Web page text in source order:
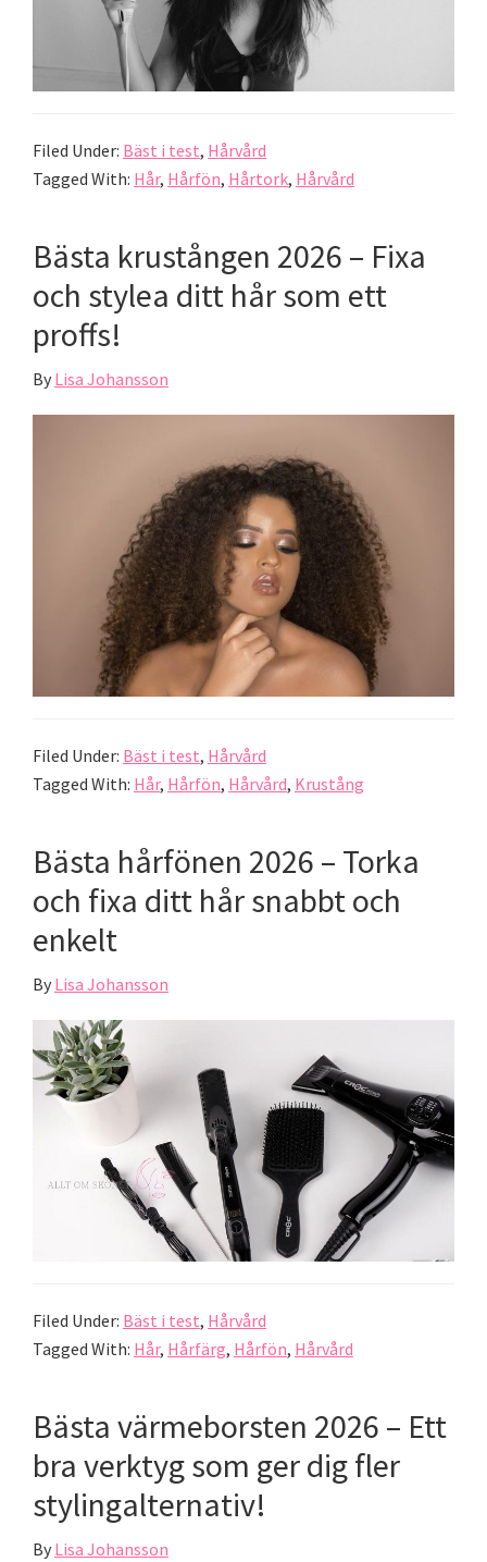
Filed Under: Bäst i test, Hårvård
Tagged With: Hår, Hårfön, Hårtork, Hårvård
Bästa krustången 2026 – Fixa
och stylea ditt hår som ett
proffs!
By Lisa Johansson
Filed Under: Bäst i test, Hårvård
Tagged With: Hår, Hårfön, Hårvård, Krustång
Bästa hårfönen 2026 – Torka
och fixa ditt hår snabbt och
enkelt
By Lisa Johansson
Filed Under: Bäst i test, Hårvård
Tagged With: Hår, Hårfärg, Hårfön, Hårvård
Bästa värmeborsten 2026 – Ett
bra verktyg som ger dig fler
stylingalternativ!
By Lisa Johansson